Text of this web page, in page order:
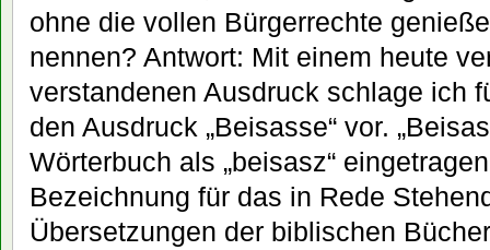
ohne die vollen Bürgerrechte
nennen? Antwort: Mit einem heute
verstandenen Ausdruck schlage ich
den Ausdruck „Beisasse“ vor.
Wörterbuch als „beisasz“
Bezeichnung für das in Rede
Übersetzungen der biblischen